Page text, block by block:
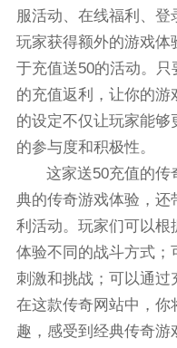
服活动、在线福利、
玩家获得额外的游戏体
于充值送50的活动。
的充值返利，让你的
的设定不仅让玩家能
的参与度和积极性。
这家送50充值的
典的传奇游戏体验，还
利活动。玩家们可以根
体验不同的战斗方式；
刺激和挑战；可以通过
在这款传奇网站中，
趣，感受到经典传奇游